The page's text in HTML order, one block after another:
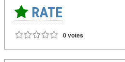
RATE
0 votes